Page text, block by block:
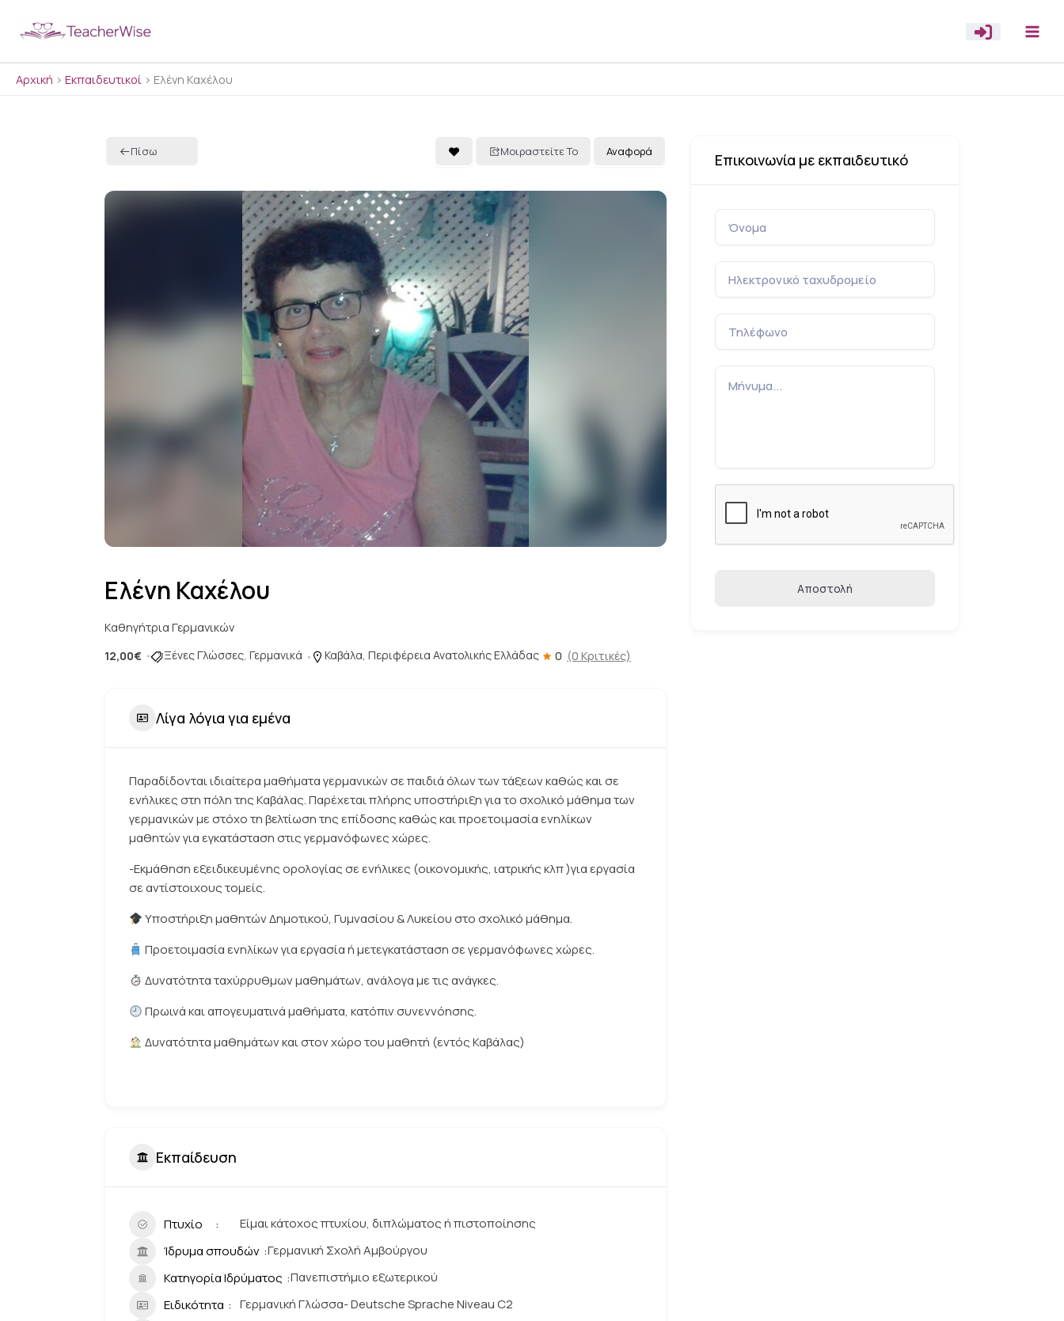
Αρχική > Εκπαιδευτικοί > Ελένη Καχέλου
Πίσω Μοιραστείτε Το Αναφορά
Ελένη Καχέλου
Καθηγήτρια Γερμανικών
12,00€ Ξένες Γλώσσες, Γερμανικά Καβάλα, Περιφέρεια Ανατολικής Ελλάδας 0 (0 Κριτικές)
Λίγα λόγια για εμένα
Παραδίδονται ιδιαίτερα μαθήματα γερμανικών σε παιδιά όλων των τάξεων καθώς και σε
ενήλικες στη πόλη της Καβάλας. Παρέχεται πλήρης υποστήριξη για το σχολικό μάθημα των
γερμανικών με στόχο τη βελτίωση της επίδοσης καθώς και προετοιμασία ενηλίκων
μαθητών για εγκατάσταση στις γερμανόφωνες χώρες.
-Εκμάθηση εξειδικευμένης ορολογίας σε ενήλικες (οικονομικής, ιατρικής κλπ )για εργασία
σε αντίστοιχους τομείς.
Υποστήριξη μαθητών Δημοτικού, Γυμνασίου & Λυκείου στο σχολικό μάθημα.
Προετοιμασία ενηλίκων για εργασία ή μετεγκατάσταση σε γερμανόφωνες χώρες.
Δυνατότητα ταχύρρυθμων μαθημάτων, ανάλογα με τις ανάγκες.
Πρωινά και απογευματινά μαθήματα, κατόπιν συνεννόησης.
Δυνατότητα μαθημάτων και στον χώρο του μαθητή (εντός Καβάλας)
Εκπαίδευση
Πτυχίο
Είμαι κάτοχος πτυχίου, διπλώματος ή πιστοποίησης
Ίδρυμα σπουδών Γερμανική Σχολή Αμβούργου
Κατηγορία Ιδρύματος Πανεπιστήμιο εξωτερικού
Ειδικότητα
Γερμανική Γλώσσα- Deutsche Sprache Niveau C2
Επικοινωνία με εκπαιδευτικό
Αποστολή